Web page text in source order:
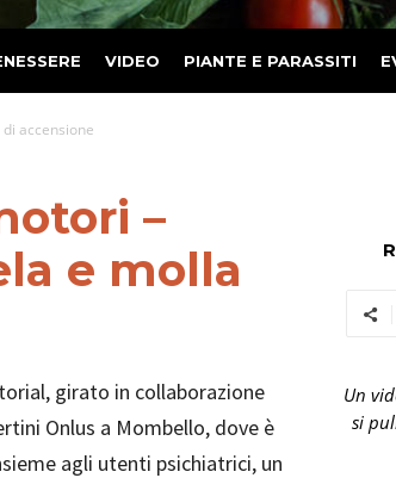
VIDEO PIANTE E PARASSITI
accensione
–
e molla
girato in collaborazione
Onlus a Mombello, dove è
agli utenti psichiatrici, un
Un
si